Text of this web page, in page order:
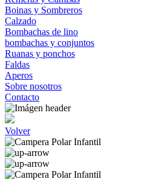
Boinas y Sombreros
Calzado
Bombachas de lino
bombachas y conjuntos
Ruanas y ponchos
Faldas
Aperos
Sobre nosotros
Contacto
Volver